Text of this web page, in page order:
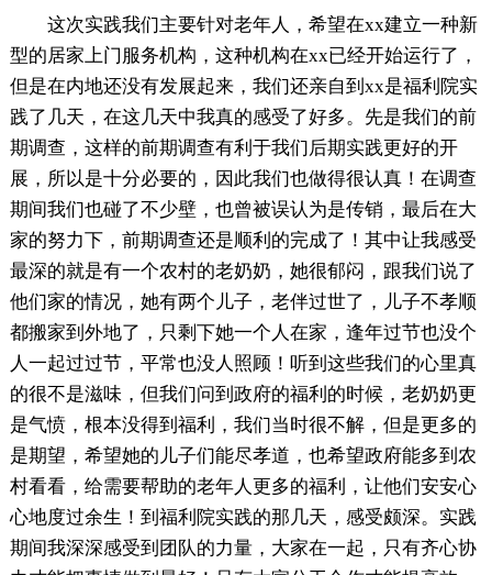
这次实践我们主要针对老年人，希望在xx建立一种新
型的居家上门服务机构，这种机构在xx已经开始运行了，
但是在内地还没有发展起来，我们还亲自到xx是福利院实
践了几天，在这几天中我真的感受了好多。先是我们的前
期调查，这样的前期调查有利于我们后期实践更好的开
展，所以是十分必要的，因此我们也做得很认真！在调查
期间我们也碰了不少壁，也曾被误认为是传销，最后在大
家的努力下，前期调查还是顺利的完成了！其中让我感受
最深的就是有一个农村的老奶奶，她很郁闷，跟我们说了
他们家的情况，她有两个儿子，老伴过世了，儿子不孝顺
都搬家到外地了，只剩下她一个人在家，逢年过节也没个
人一起过过节，平常也没人照顾！听到这些我们的心里真
的很不是滋味，但我们问到政府的福利的时候，老奶奶更
是气愤，根本没得到福利，我们当时很不解，但是更多的
是期望，希望她的儿子们能尽孝道，也希望政府能多到农
村看看，给需要帮助的老年人更多的福利，让他们安安心
心地度过余生！到福利院实践的那几天，感受颇深。实践
期间我深深感受到团队的力量，大家在一起，只有齐心协